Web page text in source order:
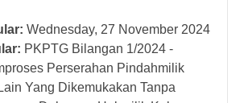
Wednesday, 27 November 2024
PKPTG Bilangan 1/2024 -
Perserahan Pindahmilik
Yang Dikemukakan Tanpa